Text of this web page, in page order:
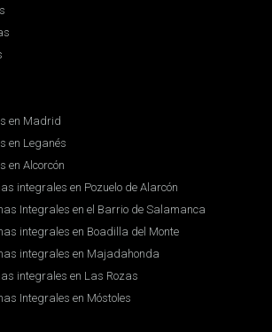
en Madrid
en Leganés
en Alcorcón
integrales en Pozuelo de Alarcón
Integrales en el Barrio de Salamanca
integrales en Boadilla del Monte
integrales en Majadahonda
integrales en Las Rozas
Integrales en Móstoles